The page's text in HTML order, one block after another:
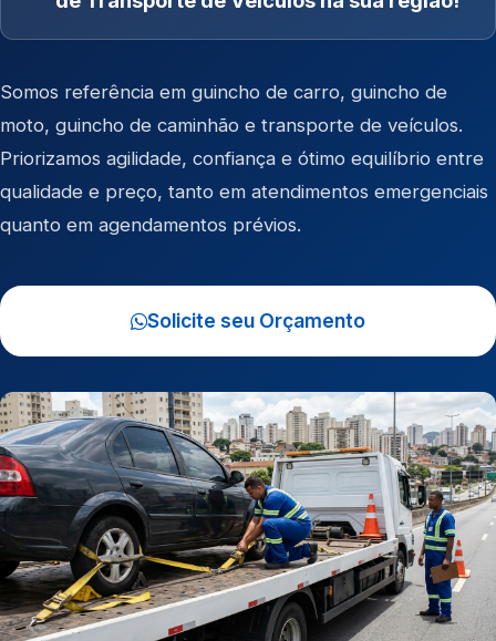
Somos referência em guincho de carro, guincho de
moto, guincho de caminhão e transporte de veículos.
Priorizamos agilidade, confiança e ótimo equilíbrio entre
qualidade e preço, tanto em atendimentos emergenciais
quanto em agendamentos prévios.
Solicite seu Orçamento